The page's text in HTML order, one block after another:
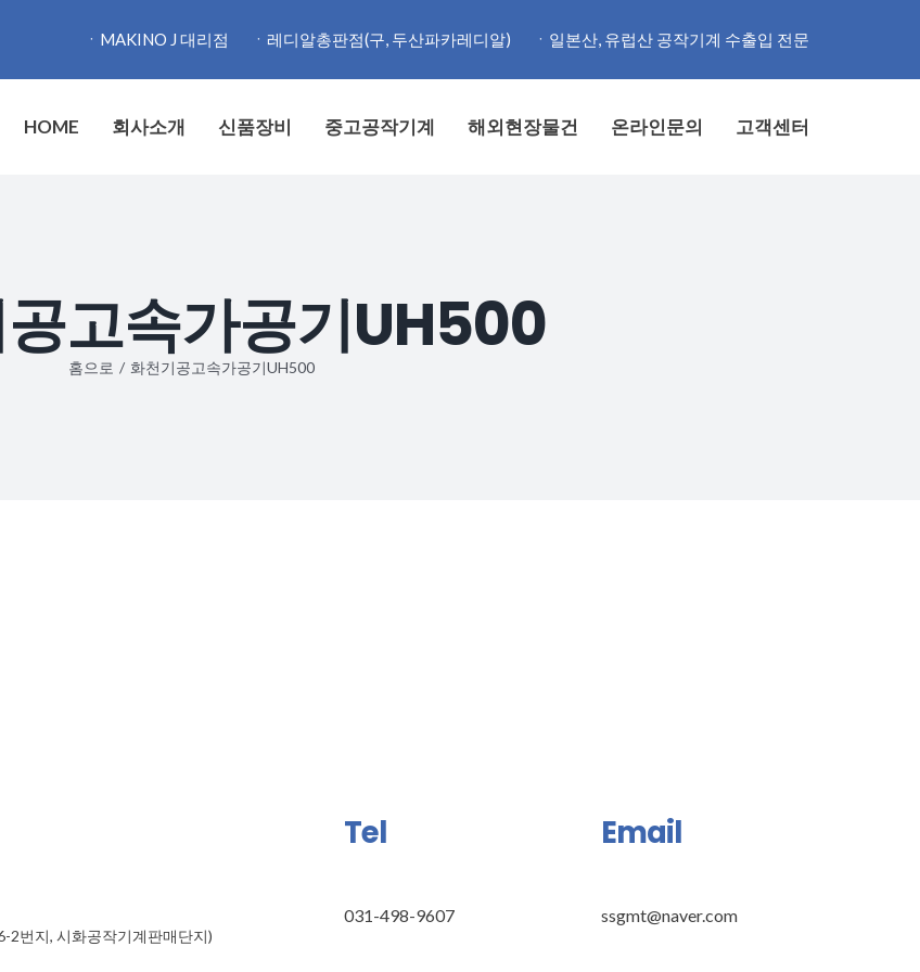
ㆍMAKINO J 대리점 ㆍ레디알총판점(구, 두산파카레디알) ㆍ일본산, 유럽산 공작기계 수출입 전문
HOME 회사소개 신품장비 중고공작기계 해외현장물건 온라인문의 고객센터
고속가공기UH500
홈으로 / 화천기공고속가공기UH500
2번지, 시화공작기계판매단지)
Tel
031-498-9607
Email
ssgmt@naver.com